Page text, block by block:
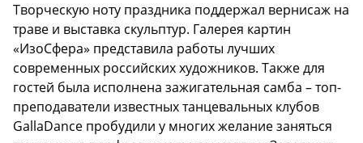
Творческую ноту праздника поддержал вернисаж на
траве и выставка скульптур. Галерея картин
«ИзоСфера» представила работы лучших
современных российских художников. Также для
гостей была исполнена зажигательная самба – топ-
преподаватели известных танцевальных клубов
GallaDance пробудили у многих желание заняться